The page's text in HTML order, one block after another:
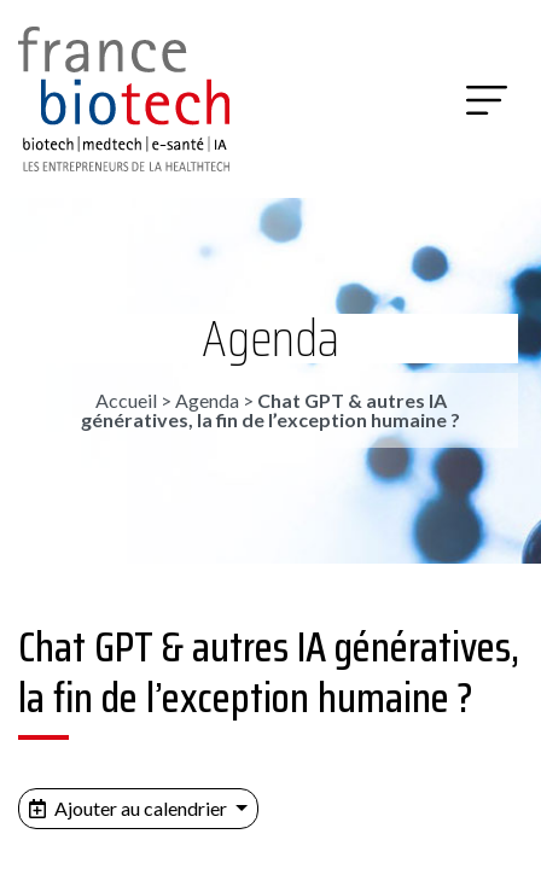
Agenda
Accueil> Agenda> Chat GPT & autres IA
génératives, la fin de l’exception humaine ?
Chat GPT & autres IA génératives,
la fin de l’exception humaine ?
Ajouter au calendrier